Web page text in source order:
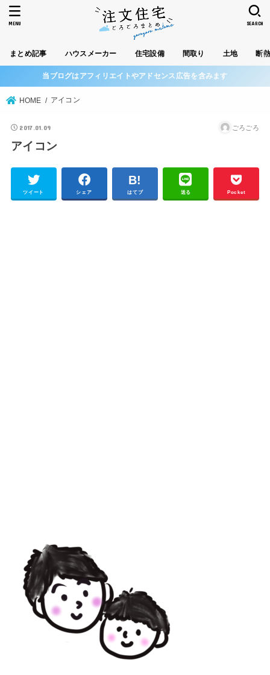
まとめ記事 ハウスメーカー 住宅設備 間取り 土地 断
SEARCH
MENU
当ブログはアフィリエイトやアドセンス広告を含みます
HOME アイコン
2017.01.09 ごろごろ
アイコン
ツイート シェア はてブ 送る Pocket